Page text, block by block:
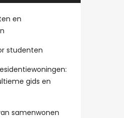
en
studenten
gids en
samenwonen